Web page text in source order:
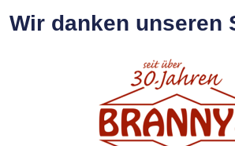
Wir danken unseren